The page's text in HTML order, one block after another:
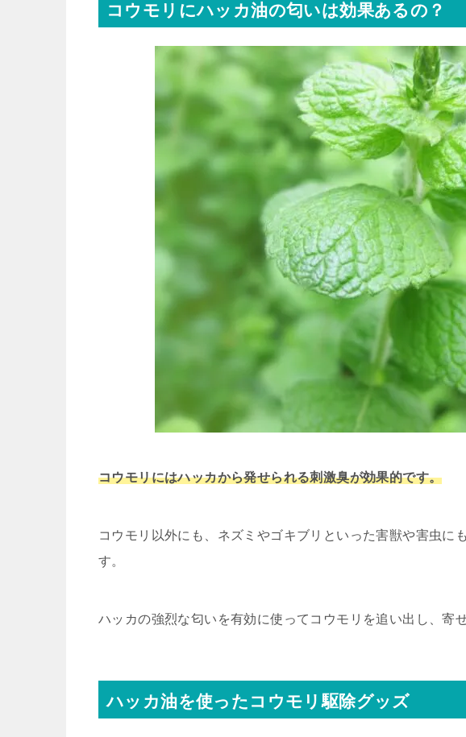
コウモリにハッカ油の匂いは効果あるの？
コウモリにはハッカから発せられる刺激臭が効果的です。
コウモリ以外にも、ネズミやゴキブリといった害獣や害虫に
す。
ハッカの強烈な匂いを有効に使ってコウモリを追い出し、寄
ハッカ油を使ったコウモリ駆除グッズ